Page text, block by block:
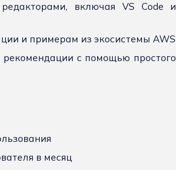
включая VS Code и
и примерам из экосистемы AWS
рекомендации с помощью простого
в месяц